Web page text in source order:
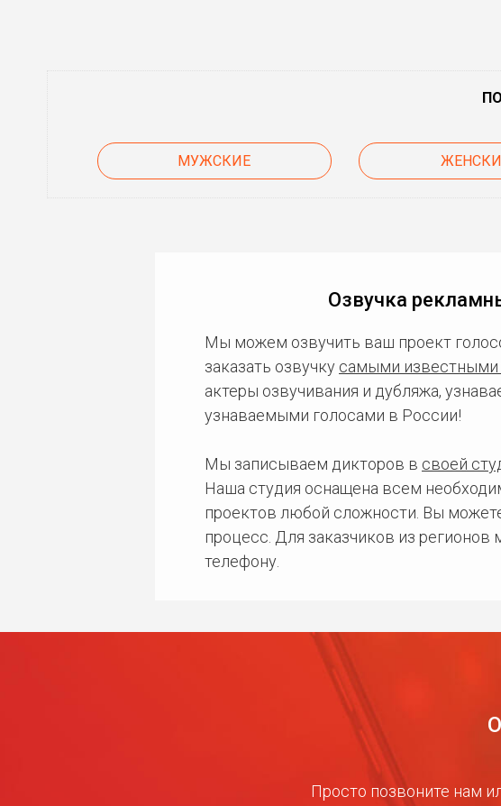
МУЖСКИЕ
Озвучка
Мы можем озвучить ваш проект
заказать озвучку самыми
актеры озвучивания и дубляжа,
узнаваемыми голосами в России!
Мы записываем дикторов в своей
Наша студия оснащена всем
проектов любой сложности. Вы
процесс. Для заказчиков из
телефону.
Просто позвоните нам